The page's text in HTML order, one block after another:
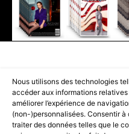
Nous utilisons des technologies
accéder aux informations
améliorer l’expérience de
(non-)personnalisées. Consentir
traiter des données telles que le
PART OF THEAMILCAR
ACCUEIL BEST OF